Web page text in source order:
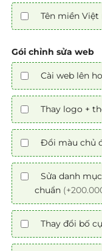
Tên miền Việt
Gói chỉnh sửa web
Cài web lên
Thay logo +
Đổi màu chủ
Sửa danh
chuẩn
Thay đổi bố